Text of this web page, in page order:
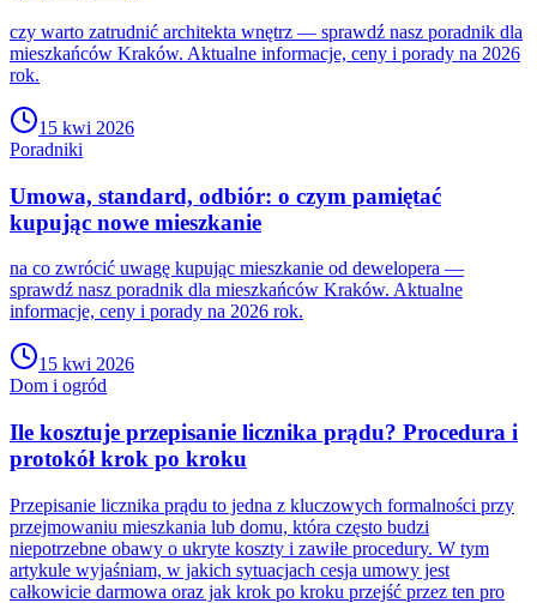
czy warto zatrudnić architekta wnętrz — sprawdź nasz poradnik dla
mieszkańców Kraków. Aktualne informacje, ceny i porady na 2026
rok.
15 kwi 2026
Poradniki
Umowa, standard, odbiór: o czym pamiętać
kupując nowe mieszkanie
na co zwrócić uwagę kupując mieszkanie od dewelopera —
sprawdź nasz poradnik dla mieszkańców Kraków. Aktualne
informacje, ceny i porady na 2026 rok.
15 kwi 2026
Dom i ogród
Ile kosztuje przepisanie licznika prądu? Procedura i
protokół krok po kroku
Przepisanie licznika prądu to jedna z kluczowych formalności przy
przejmowaniu mieszkania lub domu, która często budzi
niepotrzebne obawy o ukryte koszty i zawiłe procedury. W tym
artykule wyjaśniam, w jakich sytuacjach cesja umowy jest
całkowicie darmowa oraz jak krok po kroku przejść przez ten pro